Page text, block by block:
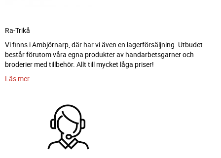
Ra-Trikå
Vi finns i Ambjörnarp, där har vi även en lagerförsäljning. Utbudet
består förutom våra egna produkter av handarbetsgarner och
broderier med tillbehör. Allt till mycket låga priser!
Läs mer